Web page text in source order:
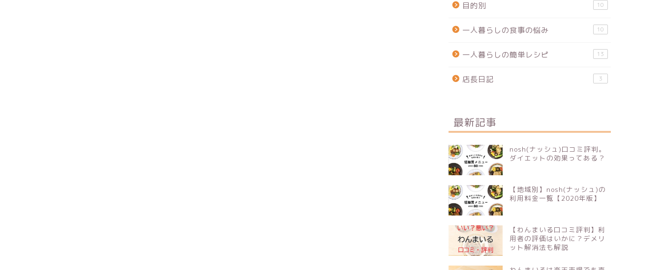
目的別 10
一人暮らしの食事の悩み 10
一人暮らしの簡単レシピ 13
店長日記 3
最新記事
nosh(ナッシュ)口コミ評判。
ダイエットの効果ってある？
【地域別】nosh(ナッシュ)の
利用料金一覧【2020年版】
【わんまいる口コミ評判】利
用者の評価はいかに？デメリ
ット解消法も解説